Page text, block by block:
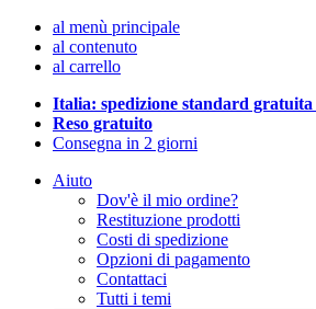
al menù principale
al contenuto
al carrello
Italia: spedizione standard gratuita
Reso gratuito
Consegna in 2 giorni
Aiuto
Dov'è il mio ordine?
Restituzione prodotti
Costi di spedizione
Opzioni di pagamento
Contattaci
Tutti i temi